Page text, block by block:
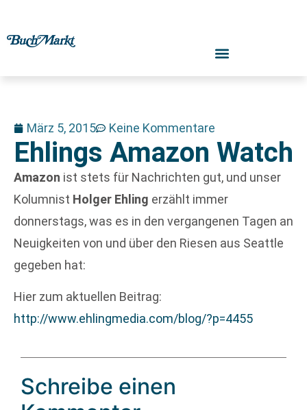
März 5, 2015 Keine Kommentare
Ehlings Amazon Watch
Amazon ist stets für Nachrichten gut, und unser
Kolumnist Holger Ehling erzählt immer
donnerstags, was es in den vergangenen Tagen an
Neuigkeiten von und über den Riesen aus Seattle
gegeben hat:
Hier zum aktuellen Beitrag:
http://www.ehlingmedia.com/blog/?p=4455
Schreibe einen